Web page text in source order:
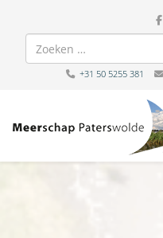
Zoeken
+31 50 5255 381